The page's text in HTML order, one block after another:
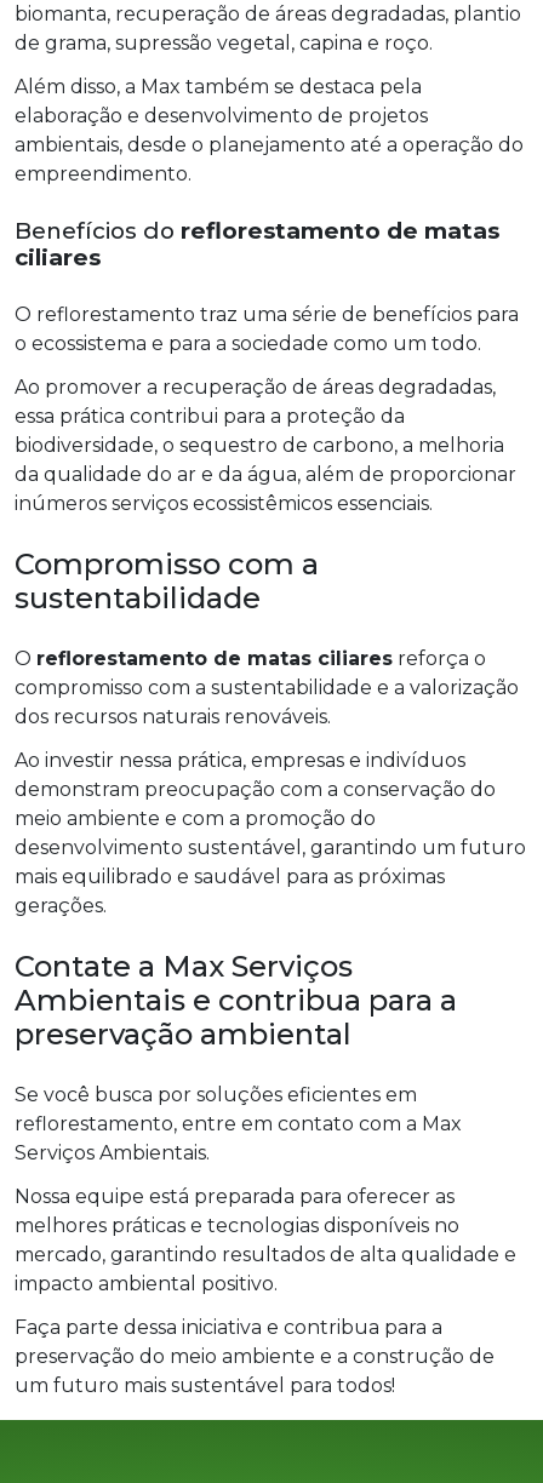
biomanta, recuperação de áreas degradadas, plantio
de grama, supressão vegetal, capina e roço.
Além disso, a Max também se destaca pela
elaboração e desenvolvimento de projetos
ambientais, desde o planejamento até a operação do
empreendimento.
Benefícios do reflorestamento de matas
ciliares
O reflorestamento traz uma série de benefícios para
o ecossistema e para a sociedade como um todo.
Ao promover a recuperação de áreas degradadas,
essa prática contribui para a proteção da
biodiversidade, o sequestro de carbono, a melhoria
da qualidade do ar e da água, além de proporcionar
inúmeros serviços ecossistêmicos essenciais.
Compromisso com a
sustentabilidade
O reflorestamento de matas ciliares reforça o
compromisso com a sustentabilidade e a valorização
dos recursos naturais renováveis.
Ao investir nessa prática, empresas e indivíduos
demonstram preocupação com a conservação do
meio ambiente e com a promoção do
desenvolvimento sustentável, garantindo um futuro
mais equilibrado e saudável para as próximas
gerações.
Contate a Max Serviços
Ambientais e contribua para a
preservação ambiental
Se você busca por soluções eficientes em
reflorestamento, entre em contato com a Max
Serviços Ambientais.
Nossa equipe está preparada para oferecer as
melhores práticas e tecnologias disponíveis no
mercado, garantindo resultados de alta qualidade e
impacto ambiental positivo.
Faça parte dessa iniciativa e contribua para a
preservação do meio ambiente e a construção de
um futuro mais sustentável para todos!